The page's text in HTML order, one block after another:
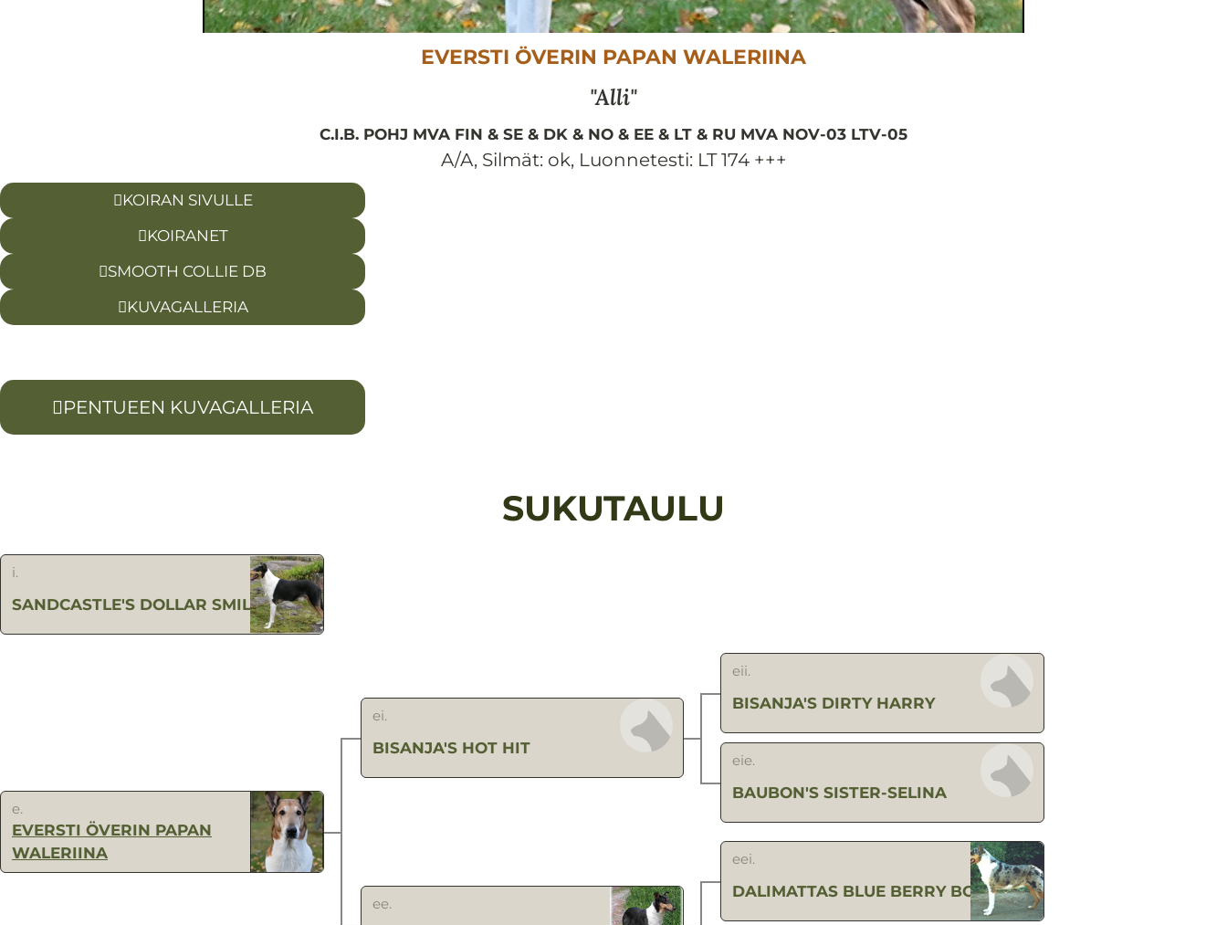
EVERSTI ÖVERIN PAPAN WALERIINA
Alli
C.I.B. POHJ MVA FIN & SE & DK & NO & EE & LT & RU MVA NOV-03 LTV-05
A/A, Silmät: ok, Luonnetesti: LT 174 +++
KOIRAN SIVULLE
KOIRANET
SMOOTH COLLIE DB
KUVAGALLERIA
PENTUEEN KUVAGALLERIA
SUKUTAULU
i.
SANDCASTLE'S DOLLAR SMILE
e.
EVERSTI ÖVERIN PAPAN
WALERIINA
ei.
BISANJA'S HOT HIT
eii.
BISANJA'S DIRTY HARRY
eie.
BAUBON'S SISTER-SELINA
ee.
eei.
DALIMATTAS BLUE BERRY BOY